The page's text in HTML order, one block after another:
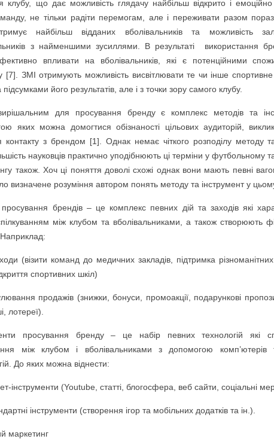
клубу, що дає можливість глядачу найбільш відкрито і емоційно
не тільки радіти перемогам, але і переживати разом
найбільш відданих вболівальників та можливість
з найменшими зусиллями. В результаті використання
впливати на вболівальників, які є потенційними
[7]. ЗМІ отримують можливість висвітлювати те чи інше
підсумками його результатів, але і з точки зору самого клубу.
для просування бренду є комплекс методів та
яких можна домогтися обізнаності цільових аудиторій,
контакту з брендом [1]. Однак немає чіткого розподілу методу та
науковців практично уподібнюють ці терміни у футбольному
також. Хоч ці поняття доволі схожі однак вони мають певні
визначене розуміння автором понять методу та інструмент у
брендів – це комплекс певних дій та заходів які
між клубом та вболівальниками, а також створюють
(візити команд до медичних закладів, підтримка
спортивних шкіл)
продажів (знижки, бонуси, промоакції, подарункові
лотереї).
просування бренду – це набір певних технологій які
між клубом і вболівальниками з допомогою комп’ютерів
До яких можна віднести:
інструменти (Youtube, статті, блогосфера, веб сайти, соціальні
інструменти (створення ігор та мобільних додатків та ін.).
маркетинг